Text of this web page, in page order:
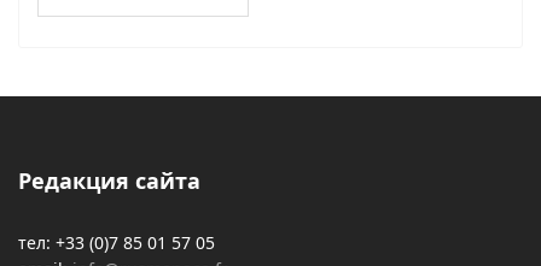
Редакция сайта
тел: +33 (0)7 85 01 57 05